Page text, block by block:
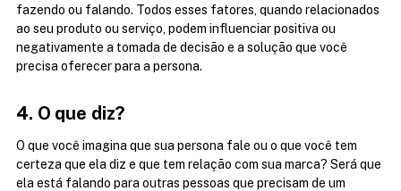
fazendo ou falando. Todos esses fatores, quando relacionados
ao seu produto ou serviço, podem influenciar positiva ou
negativamente a tomada de decisão e a solução que você
precisa oferecer para a persona.
4. O que diz?
O que você imagina que sua persona fale ou o que você tem
certeza que ela diz e que tem relação com sua marca? Será que
ela está falando para outras pessoas que precisam de um